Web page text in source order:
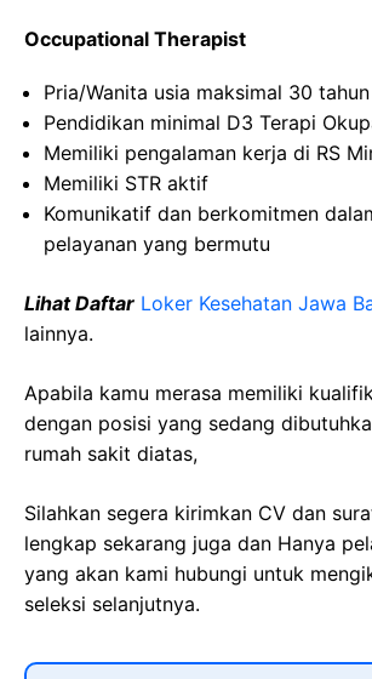
Occupational Therapist
Pria/Wanita usia maksimal 30 tahun
Pendidikan minimal D3 Terapi
Memiliki pengalaman kerja di RS
Memiliki STR aktif
Komunikatif dan berkomitmen
pelayanan yang bermutu
Lihat Daftar Loker Kesehatan Jawa
lainnya.
Apabila kamu merasa memiliki
dengan posisi yang sedang
rumah sakit diatas,
Silahkan segera kirimkan CV dan
lengkap sekarang juga dan Hanya
yang akan kami hubungi untuk
seleksi selanjutnya.